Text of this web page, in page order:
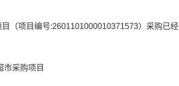
（项目编号:2601101000010371573）采购已经
市采购项目